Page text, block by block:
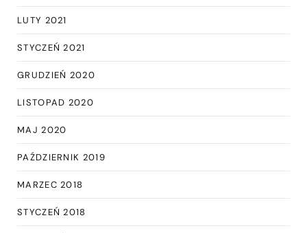
LUTY 2021
STYCZEŃ 2021
GRUDZIEŃ 2020
LISTOPAD 2020
MAJ 2020
PAŹDZIERNIK 2019
MARZEC 2018
STYCZEŃ 2018